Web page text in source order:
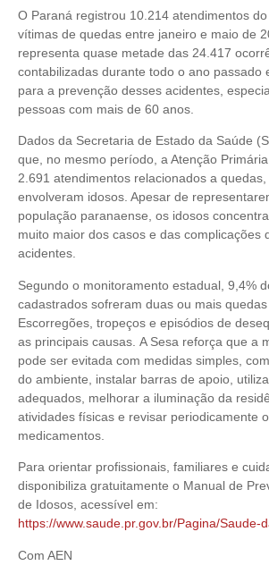
O Paraná registrou 10.214 atendimentos
vítimas de quedas entre janeiro e maio de
representa quase metade das 24.417
contabilizadas durante todo o ano passado
para a prevenção desses acidentes,
pessoas com mais de 60 anos.
Dados da Secretaria de Estado da Saúde
que, no mesmo período, a Atenção
2.691 atendimentos relacionados a
envolveram idosos. Apesar de
população paranaense, os idosos
muito maior dos casos e das complicações
acidentes.
Segundo o monitoramento estadual, 9,4%
cadastrados sofreram duas ou mais quedas
Escorregões, tropeços e episódios de
as principais causas. A Sesa reforça que a
pode ser evitada com medidas simples,
do ambiente, instalar barras de apoio,
adequados, melhorar a iluminação da
atividades físicas e revisar periodicamente
medicamentos.
Para orientar profissionais, familiares e
disponibiliza gratuitamente o Manual de
de Idosos, acessível em:
https://www.saude.pr.gov.br/Pagina/Saude-
Com AEN